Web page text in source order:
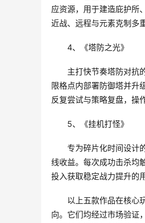
应资源，用于建造庇护所
近战、远程与元素克制多
4、《塔防之光》
主打快节奏塔防对抗
限格点内部署防御塔并升
反复尝试与策略复盘，操
5、《挂机打怪》
专为碎片化时间设计
线收益。每次成功击杀均
投入获取稳定战力提升的
以上五款作品在核心
向。它们均经过市场验证